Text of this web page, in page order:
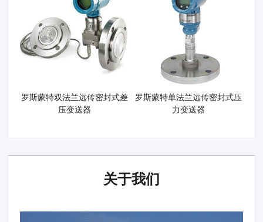
罗斯蒙特双法兰远传密封式差
压变送器
罗斯蒙特单法兰远传密封式压
力变送器
关于我们